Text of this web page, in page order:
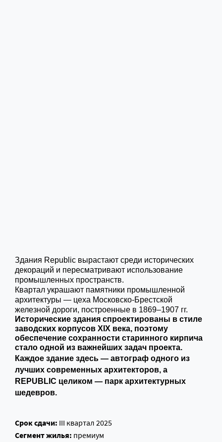
Здания Republic вырастают среди исторических
декораций и пересматривают использование
промышленных пространств.
Квартал украшают памятники промышленной
архитектуры — цеха Московско-Брестской
железной дороги, построенные в 1869–1907 гг.
Исторические здания спроектированы в стиле
заводских корпусов XIX века, поэтому
обеспечение сохранности старинного кирпича
стало одной из важнейших задач проекта.
Каждое здание здесь — автограф одного из
лучших современных архитекторов, а
REPUBLIC целиком — парк архитектурных
шедевров.
Срок сдачи: III квартал 2025
Сегмент жилья: премиум